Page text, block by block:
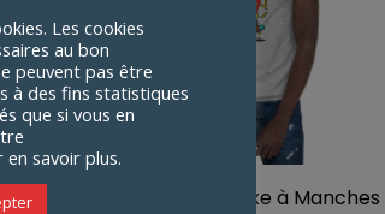
Buarfe
T-shirt Unisexe à Manches
Les cookies
au bon
peuvent pas être
à des fins statistiques
que si vous en
en savoir plus.